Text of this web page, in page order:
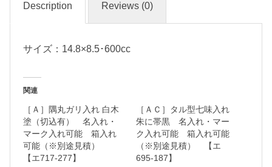
Description Reviews (0)
サイズ：14.8×8.5･600cc
関連
［Ａ］隅丸ガリ入れ 白木
塗（切込有） 名入れ・
マーク入れ可能 箱入れ
可能（※別途見積）
【エ717-277】
［ＡＣ］タル型七味入れ
朱に帯黒 名入れ・マー
ク入れ可能 箱入れ可能
（※別途見積） 【エ
695-187】